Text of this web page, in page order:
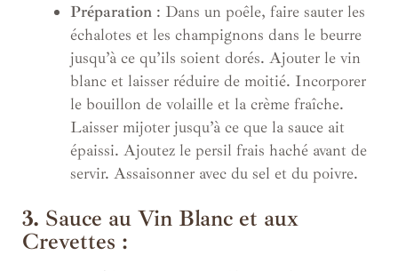
Préparation : Dans un poêle, faire sauter les
échalotes et les champignons dans le beurre
jusqu’à ce qu’ils soient dorés. Ajouter le vin
blanc et laisser réduire de moitié. Incorporer
le bouillon de volaille et la crème fraîche.
Laisser mijoter jusqu’à ce que la sauce ait
épaissi. Ajoutez le persil frais haché avant de
servir. Assaisonner avec du sel et du poivre.
3. Sauce au Vin Blanc et aux
Crevettes :